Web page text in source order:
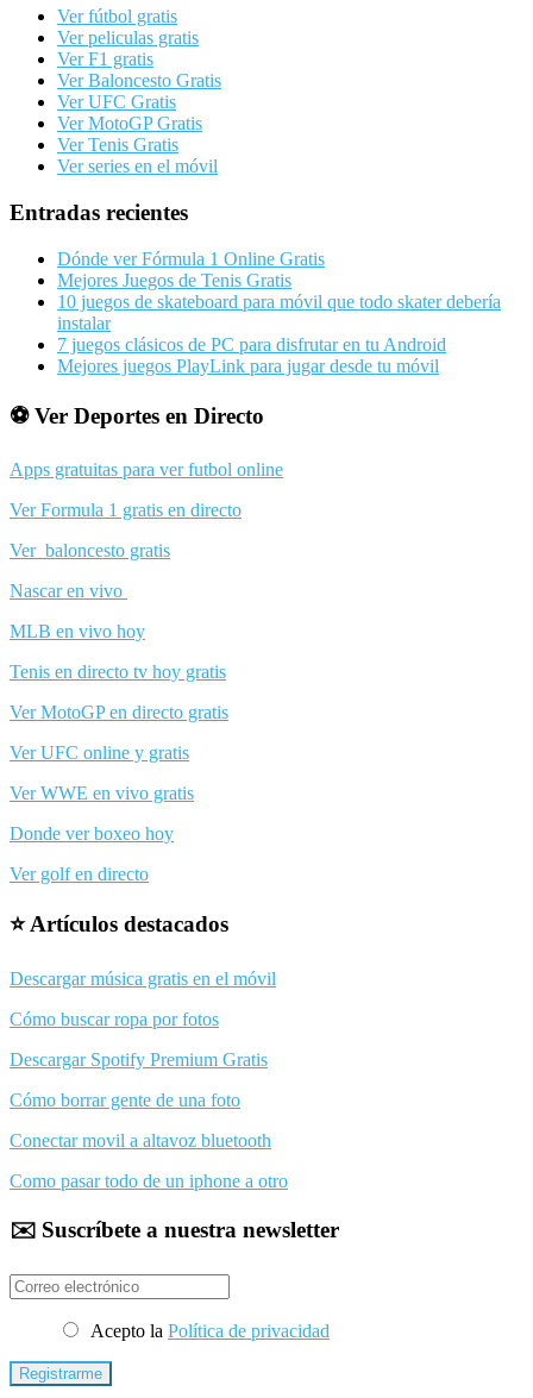
Ver fútbol gratis
Ver peliculas gratis
Ver F1 gratis
Ver Baloncesto Gratis
Ver UFC Gratis
Ver MotoGP Gratis
Ver Tenis Gratis
Ver series en el móvil
Barra
lateral
principal
Entradas recientes
Dónde ver Fórmula 1 Online Gratis
Mejores Juegos de Tenis Gratis
10 juegos de skateboard para móvil que todo skater debería
instalar
7 juegos clásicos de PC para disfrutar en tu Android
Mejores juegos PlayLink para jugar desde tu móvil
⚽ Ver Deportes en Directo
Apps gratuitas para ver futbol online
Ver Formula 1 gratis en directo
Ver baloncesto gratis
Nascar en vivo
MLB en vivo hoy
Tenis en directo tv hoy gratis
Ver MotoGP en directo gratis
Ver UFC online y gratis
Ver WWE en vivo gratis
Donde ver boxeo hoy
Ver golf en directo
⭐ Artículos destacados
Descargar música gratis en el móvil
Cómo buscar ropa por fotos
Descargar Spotify Premium Gratis
Cómo borrar gente de una foto
Conectar movil a altavoz bluetooth
Como pasar todo de un iphone a otro
✉️ Suscríbete a nuestra newsletter
Acepto la Política de privacidad